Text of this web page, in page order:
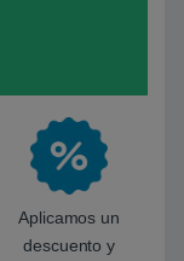
Aplicamos un
descuento y